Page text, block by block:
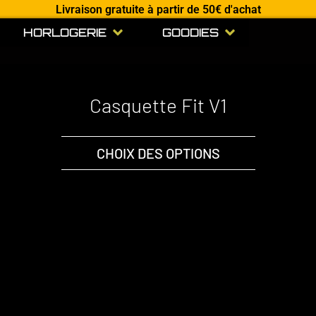
Livraison gratuite à partir de 50€ d'achat
HORLOGERIE Open HORLOGERIE
GOODIES Open GOODIES
Casquette Fit V1
CHOIX DES OPTIONS